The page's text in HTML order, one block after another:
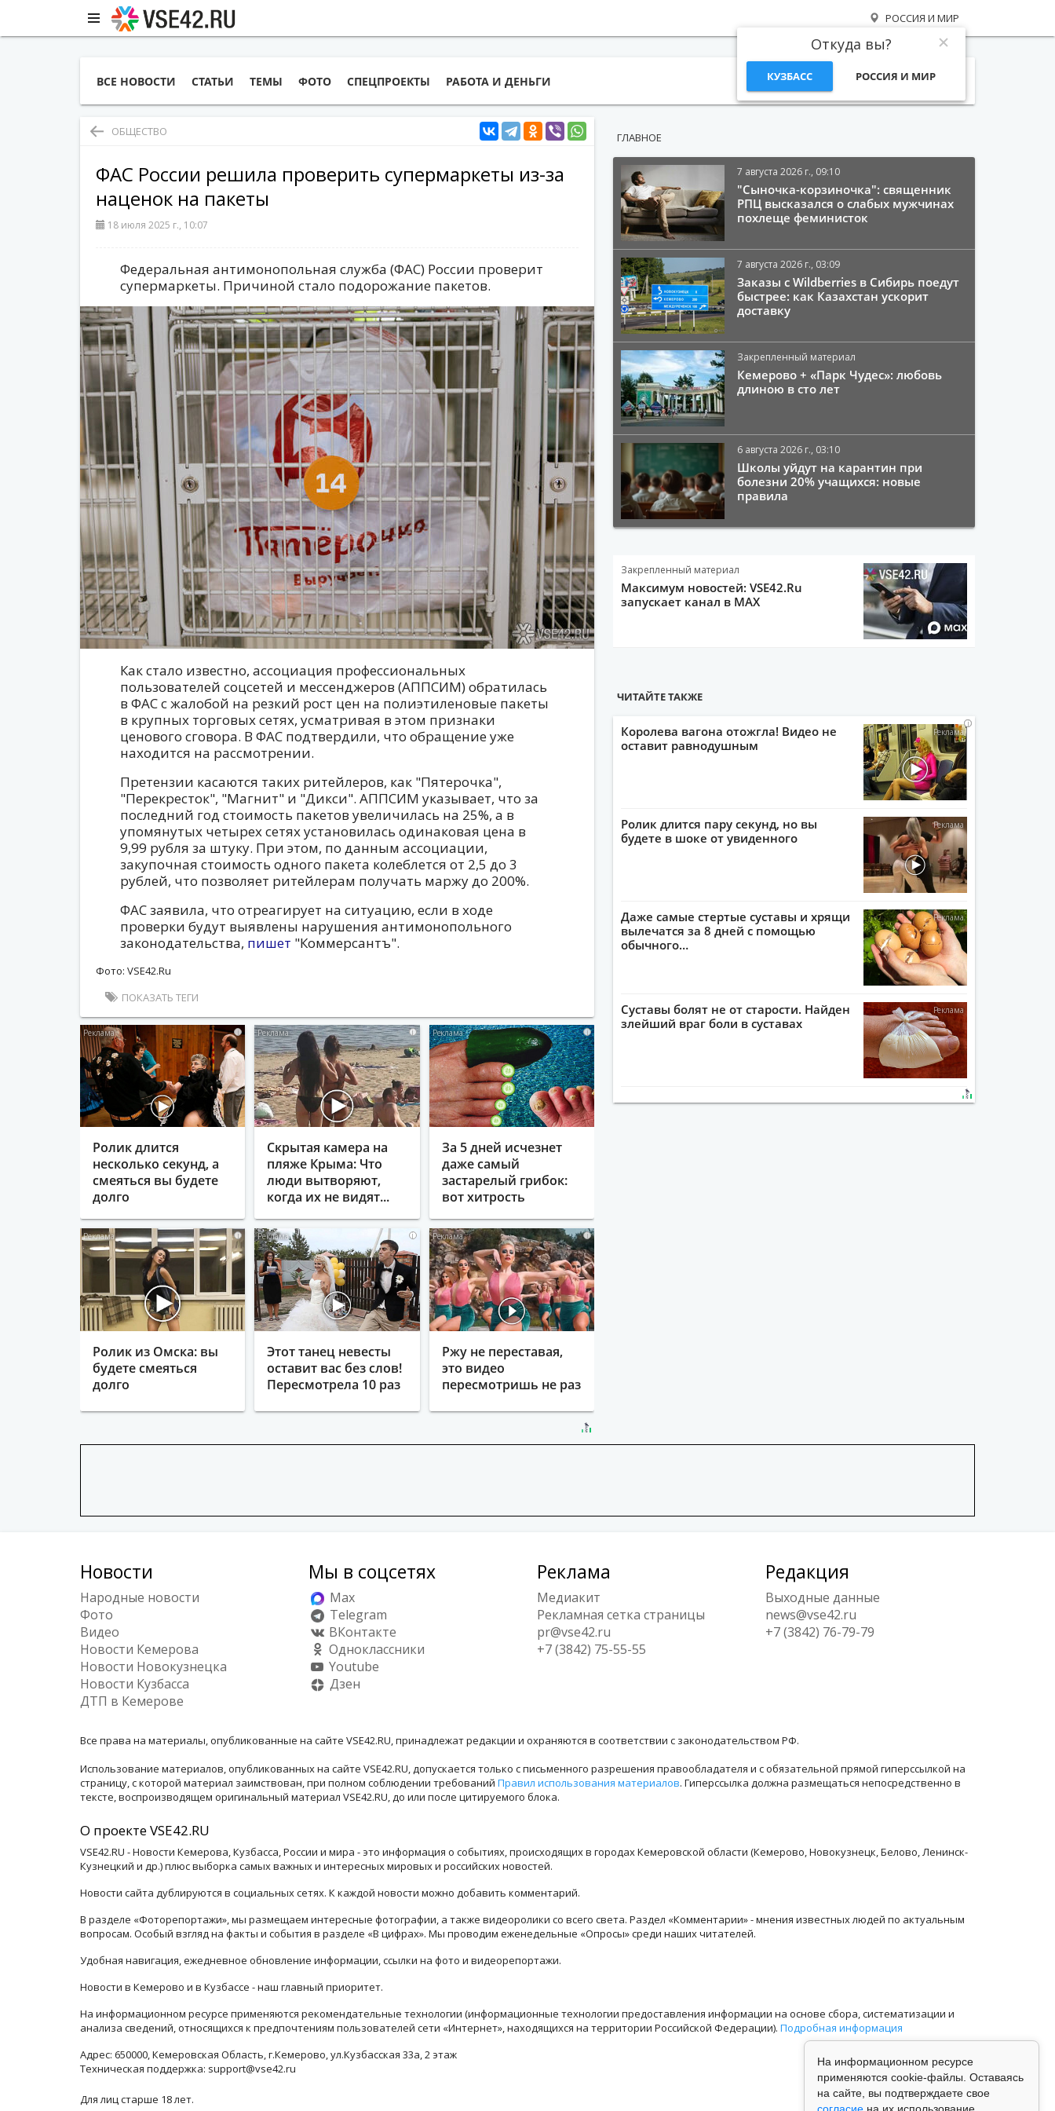
РОССИЯ И МИР
Откуда вы?
КУЗБАСС РОССИЯ И МИР
ВСЕ НОВОСТИ СТАТЬИ ТЕМЫ ФОТО СПЕЦПРОЕКТЫ РАБОТА И ДЕНЬГИ
ОБЩЕСТВО
ФАС России решила проверить супермаркеты из-за
наценок на пакеты
18 июля 2025 г., 10:07
Федеральная антимонопольная служба (ФАС) России проверит
супермаркеты. Причиной стало подорожание пакетов.
Как стало известно, ассоциация профессиональных
пользователей соцсетей и мессенджеров (АППСИМ) обратилась
в ФАС с жалобой на резкий рост цен на полиэтиленовые пакеты
в крупных торговых сетях, усматривая в этом признаки
ценового сговора. В ФАС подтвердили, что обращение уже
находится на рассмотрении.
Претензии касаются таких ритейлеров, как "Пятерочка",
"Перекресток", "Магнит" и "Дикси". АППСИМ указывает, что за
последний год стоимость пакетов увеличилась на 25%, а в
упомянутых четырех сетях установилась одинаковая цена в
9,99 рубля за штуку. При этом, по данным ассоциации,
закупочная стоимость одного пакета колеблется от 2,5 до 3
рублей, что позволяет ритейлерам получать маржу до 200%.
ФАС заявила, что отреагирует на ситуацию, если в ходе
проверки будут выявлены нарушения антимонопольного
законодательства, пишет "Коммерсантъ".
Фото: VSE42.Ru
ПОКАЗАТЬ ТЕГИ
i
Ролик длится
несколько секунд, а
смеяться вы будете
долго
i
Скрытая камера на
пляже Крыма: Что
люди вытворяют,
когда их не видят...
i
За 5 дней исчезнет
даже самый
застарелый грибок:
вот хитрость
i
Ролик из Омска: вы
будете смеяться
долго
i
Этот танец невесты
оставит вас без слов!
Пересмотрела 10 раз
i
Ржу не переставая,
это видео
пересмотришь не раз
ГЛАВНОЕ
7 августа 2026 г., 09:10
"Сыночка-корзиночка": священник
РПЦ высказался о слабых мужчинах
похлеще феминисток
7 августа 2026 г., 03:09
Заказы с Wildberries в Сибирь поедут
быстрее: как Казахстан ускорит
доставку
Закрепленный материал
Кемерово + «Парк Чудес»: любовь
длиною в сто лет
6 августа 2026 г., 03:10
Школы уйдут на карантин при
болезни 20% учащихся: новые
правила
Закрепленный материал
Максимум новостей: VSE42.Ru
запускает канал в MAX
ЧИТАЙТЕ ТАКЖЕ
i
Королева вагона отожгла! Видео не
оставит равнодушным
i
Ролик длится пару секунд, но вы
будете в шоке от увиденного
i
Даже самые стертые суставы и хрящи
вылечатся за 8 дней с помощью
обычного…
i
Суставы болят не от старости. Найден
злейший враг боли в суставах
Новости
Народные новости
Фото
Видео
Новости Кемерова
Новости Новокузнецка
Новости Кузбасса
ДТП в Кемерове
Мы в соцсетях
Max
Telegram
ВКонтакте
Одноклассники
Youtube
Дзен
Реклама
Медиакит
Рекламная сетка страницы
pr@vse42.ru
+7 (3842) 75-55-55
Редакция
Выходные данные
news@vse42.ru
+7 (3842) 76-79-79
Все права на материалы, опубликованные на сайте VSE42.RU, принадлежат редакции и охраняются в соответствии с законодательством РФ.
Использование материалов, опубликованных на сайте VSE42.RU, допускается только с письменного разрешения правообладателя и с обязательной прямой гиперссылкой на
страницу, с которой материал заимствован, при полном соблюдении требований Правил использования материалов. Гиперссылка должна размещаться непосредственно в
тексте, воспроизводящем оригинальный материал VSE42.RU, до или после цитируемого блока.
О проекте VSE42.RU
VSE42.RU - Новости Кемерова, Кузбасса, России и мира - это информация о событиях, происходящих в городах Кемеровской области (Кемерово, Новокузнецк, Белово, Ленинск-
Кузнецкий и др.) плюс выборка самых важных и интересных мировых и российских новостей.
Новости сайта дублируются в социальных сетях. К каждой новости можно добавить комментарий.
В разделе «Фоторепортажи», мы размещаем интересные фотографии, а также видеоролики со всего света. Раздел «Комментарии» - мнения известных людей по актуальным
вопросам. Особый взгляд на факты и события в разделе «В цифрах». Мы проводим еженедельные «Опросы» среди наших читателей.
Удобная навигация, ежедневное обновление информации, ссылки на фото и видеорепортажи.
Новости в Кемерово и в Кузбассе - наш главный приоритет.
На информационном ресурсе применяются рекомендательные технологии (информационные технологии предоставления информации на основе сбора, систематизации и
анализа сведений, относящихся к предпочтениям пользователей сети «Интернет», находящихся на территории Российской Федерации). Подробная информация
Адрес: 650000, Кемеровская Область, г.Кемерово, ул.Кузбасская 33а, 2 этаж
Техническая поддержка: support@vse42.ru
Для лиц старше 18 лет.
На информационном ресурсе
применяются cookie-файлы. Оставаясь
на сайте, вы подтверждаете свое